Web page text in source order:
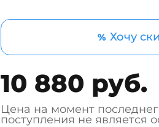
% Хочу
10 880 руб.
Цена на момент
поступления не является